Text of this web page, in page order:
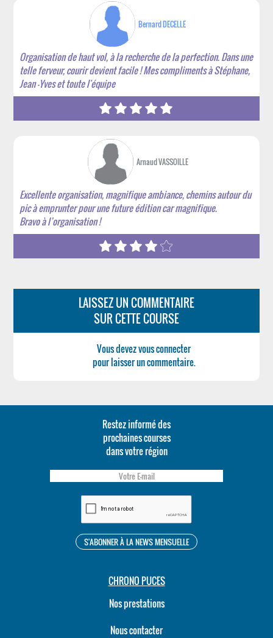
Bernard DECELLE
Organisation de haut vol, à la recherche de la perfection. Dans une
telle ferveur, courir devient facile ! Mes compliments à Stéphane,
Jean -Yves et toute l'équipe
Arnaud VASSOILLE
Excellente organisation, magnifique ambiance, chemins autour du
pic à emprunter pour une future édition car magnifique.
Bravo à l’organisation !
LAISSEZ UN COMMENTAIRE
SUR CETTE COURSE
Vous devez vous connecter
pour laisser un commentaire.
Restez informé des
prochaines courses
dans votre région
CHRONO PUCES
Nos prestations
Nous contacter